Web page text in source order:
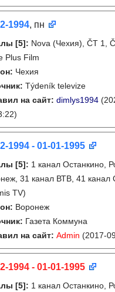
1994, пн
[5]: Nova (Чехия), ČT 1,
Plus Film
Чехия
Týdeník televize
на сайт: dimlys1994
1994 - 01-01-1995
[5]: 1 канал Останкино,
31 канал ВТВ, 41 канал
TV)
Воронеж
Газета Коммуна
на сайт: Admin (2017-
1994 - 01-01-1995
[5]: 1 канал Останкино,